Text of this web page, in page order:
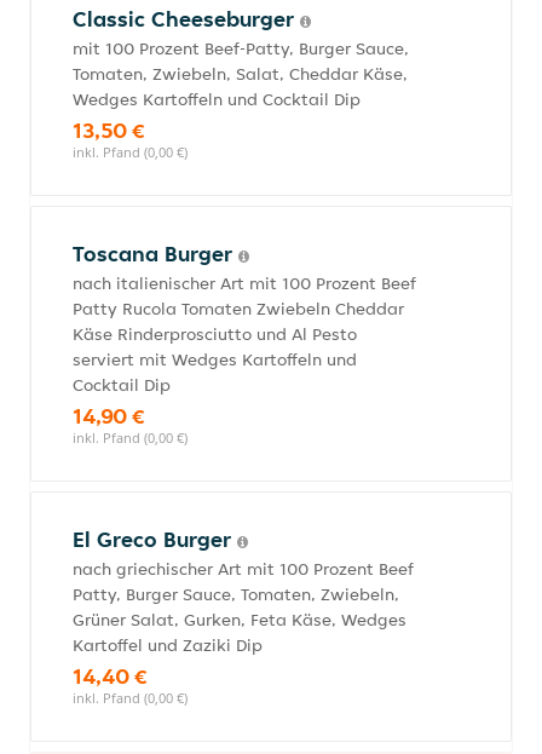
Classic Cheeseburger
mit 100 Prozent Beef-Patty, Burger Sauce,
Tomaten, Zwiebeln, Salat, Cheddar Käse,
Wedges Kartoffeln und Cocktail Dip
13,50 €
inkl. Pfand (0,00 €)
Toscana Burger
nach italienischer Art mit 100 Prozent Beef
Patty Rucola Tomaten Zwiebeln Cheddar
Käse Rinderprosciutto und Al Pesto
serviert mit Wedges Kartoffeln und
Cocktail Dip
14,90 €
inkl. Pfand (0,00 €)
El Greco Burger
nach griechischer Art mit 100 Prozent Beef
Patty, Burger Sauce, Tomaten, Zwiebeln,
Grüner Salat, Gurken, Feta Käse, Wedges
Kartoffel und Zaziki Dip
14,40 €
inkl. Pfand (0,00 €)